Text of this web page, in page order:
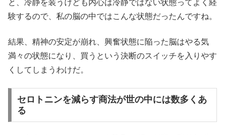
と、冷静を装うけども内心は冷静ではない状態ってよく経
験するので、私の脳の中ではこんな状態だったんですね。
結果、精神の安定が崩れ、興奮状態に陥った脳はやる気
満々の状態になり、買うという決断のスイッチを入りやす
くしてしまうわけだ。
セロトニンを減らす商法が世の中には数多くあ
る